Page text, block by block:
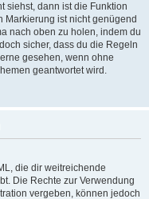
siehst, dann ist die Funktion
Markierung ist nicht genügend
nach oben zu holen, indem du
sicher, dass du die Regeln
gesehen, wenn ohne
geantwortet wird.
die dir weitreichende
Die Rechte zur Verwendung
vergeben, können jedoch